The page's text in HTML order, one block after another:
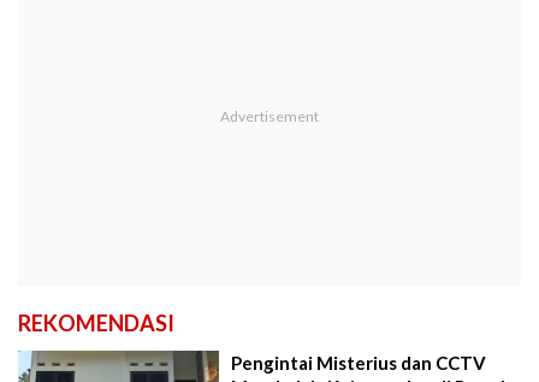
REKOMENDASI
Pengintai Misterius dan CCTV